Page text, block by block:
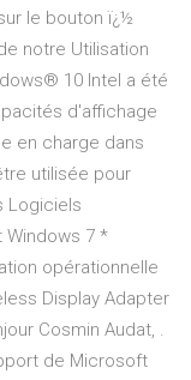
le bouton ï¿½
notre Utilisation
10 Intel a été
d'affichage
en charge dans
utilisée pour
Logiciels
Windows 7 *
opérationnelle
Display Adapter
Cosmin Audat, .
de Microsoft